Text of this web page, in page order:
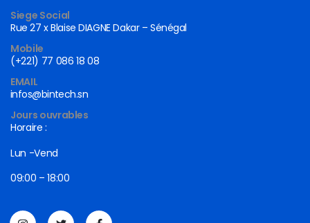
Siege Social
Rue 27 x Blaise DIAGNE Dakar – Sénégal
Mobile
(+221) 77 086 18 08
EMAIL
infos@bintech.sn
Jours ouvrables
Horaire :
Lun -Vend
09:00 – 18:00